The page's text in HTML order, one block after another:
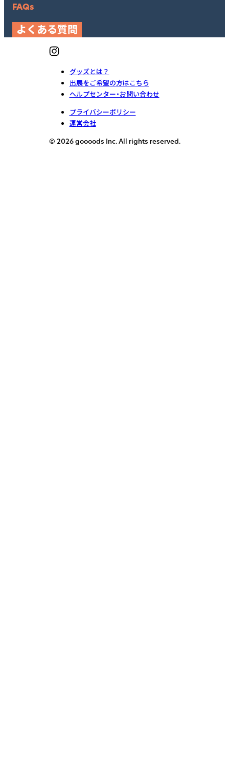
FAQs
よくある質問
グッズとは？
出展をご希望の方はこちら
ヘルプセンター・お問い合わせ
プライバシーポリシー
運営会社
© 2026 goooods Inc. All rights reserved.